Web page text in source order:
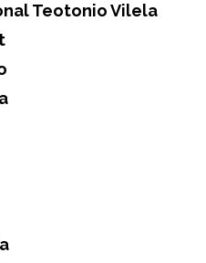
Teotonio Vilela